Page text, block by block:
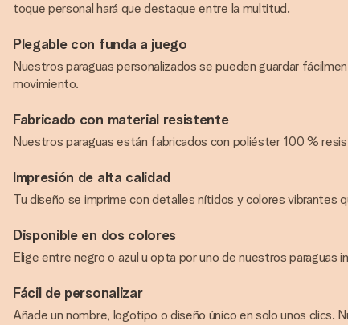
toque personal hará que destaque entre la multitud.
Plegable con funda a juego
Nuestros paraguas personalizados se pueden guardar
movimiento.
Fabricado con material resistente
Nuestros paraguas están fabricados con poliéster 100 %
Impresión de alta calidad
Tu diseño se imprime con detalles nítidos y colores vibrantes
Disponible en dos colores
Elige entre negro o azul u opta por uno de nuestros paraguas
Fácil de personalizar
Añade un nombre, logotipo o diseño único en solo unos clics.